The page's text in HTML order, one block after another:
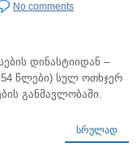
No comments
დინასტიიდან –
წლები) სულ ოთხჯერ
განმავლობაში.
ᲡᲠᲣᲚᲐᲓ